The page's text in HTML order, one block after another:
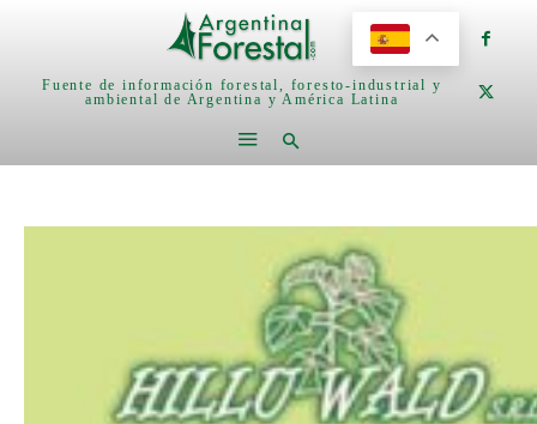
Fuente de información forestal, foresto-industrial y
ambiental de Argentina y América Latina